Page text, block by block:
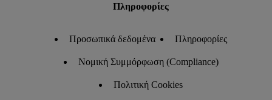
Πληροφορίες
Προσωπικά δεδομένα Πληροφορίες
Νομική Συμμόρφωση (Compliance)
Πολιτική Cookies